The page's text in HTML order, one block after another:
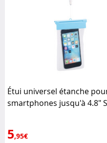
Étui universel étanche
smartphones jusqu'à 4.8"
5,95€